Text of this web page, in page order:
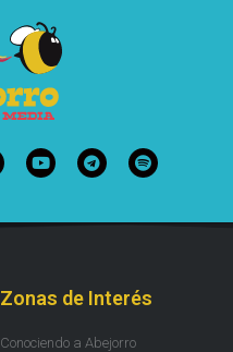
Zonas de Interés
Conociendo a Abejorro